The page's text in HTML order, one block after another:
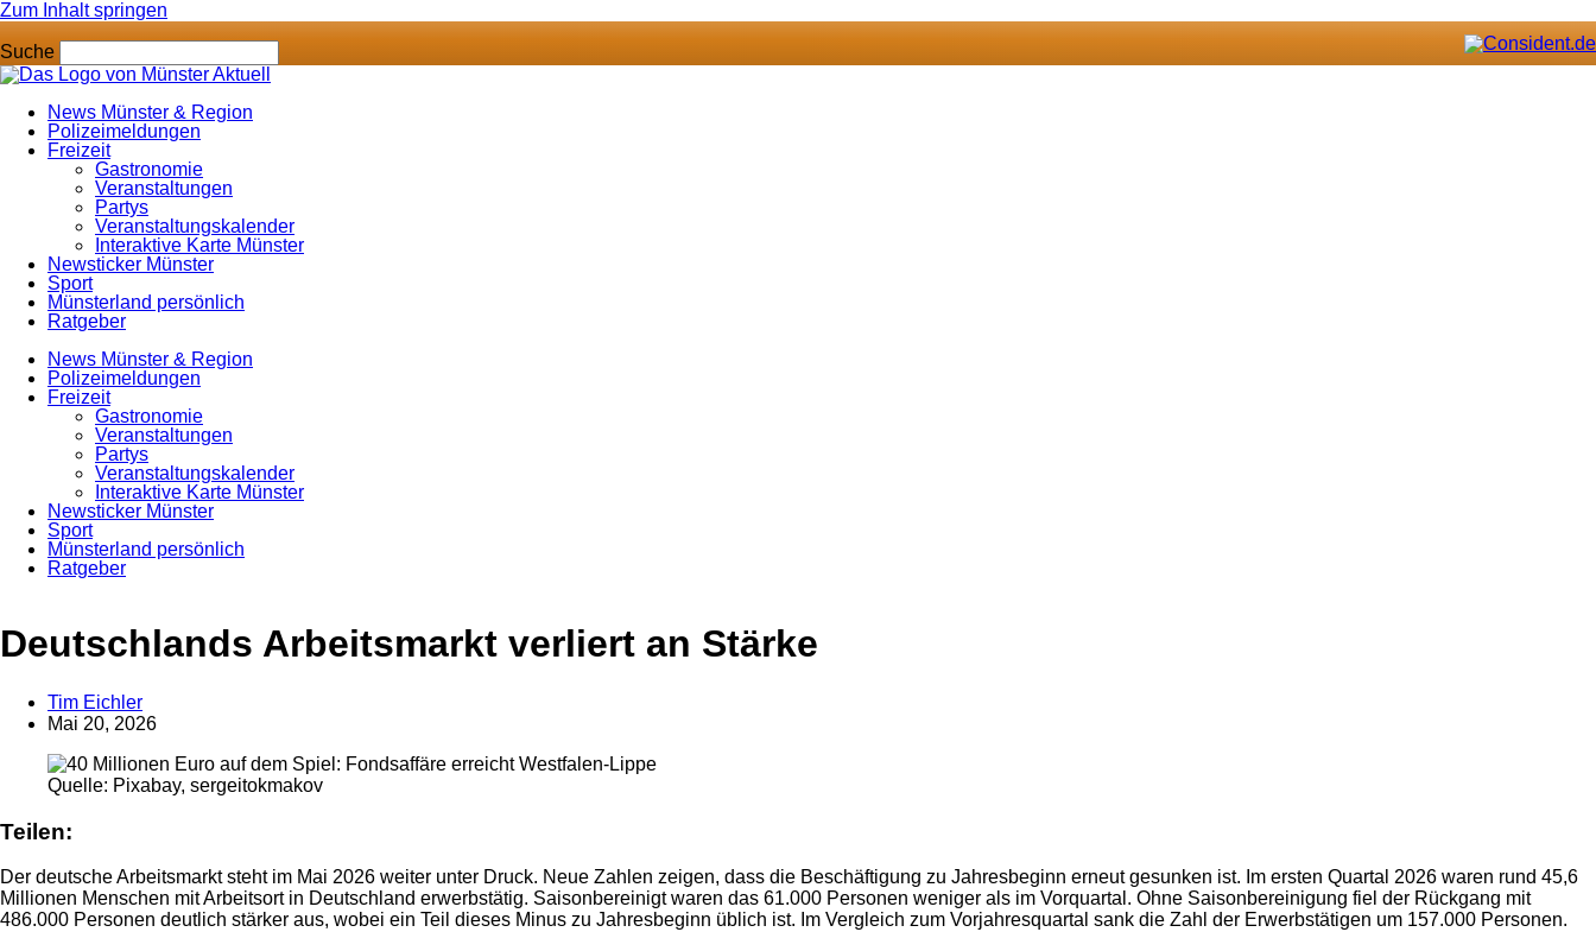
Zum Inhalt springen
Suche
News Münster & Region
Polizeimeldungen
Freizeit
Gastronomie
Veranstaltungen
Partys
Veranstaltungskalender
Interaktive Karte Münster
Newsticker Münster
Sport
Münsterland persönlich
Ratgeber
News Münster & Region
Polizeimeldungen
Freizeit
Gastronomie
Veranstaltungen
Partys
Veranstaltungskalender
Interaktive Karte Münster
Newsticker Münster
Sport
Münsterland persönlich
Ratgeber
Anzeige
Deutschlands Arbeitsmarkt verliert an Stärke
Tim Eichler
Mai 20, 2026
Quelle: Pixabay, sergeitokmakov
Teilen:
Der deutsche Arbeitsmarkt steht im Mai 2026 weiter unter Druck. Neue Zahlen zeigen, dass die Beschäftigung zu Jahresbeginn erneut gesunken ist. Im ersten Quartal 2026 waren rund 45,6
Millionen Menschen mit Arbeitsort in Deutschland erwerbstätig. Saisonbereinigt waren das 61.000 Personen weniger als im Vorquartal. Ohne Saisonbereinigung fiel der Rückgang mit
486.000 Personen deutlich stärker aus, wobei ein Teil dieses Minus zu Jahresbeginn üblich ist. Im Vergleich zum Vorjahresquartal sank die Zahl der Erwerbstätigen um 157.000 Personen.